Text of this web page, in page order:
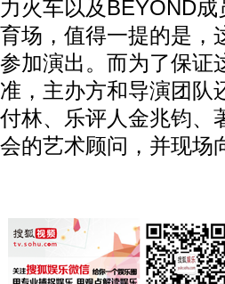
力火车以及BEYOND
育场，值得一提的是，
参加演出。而为了保证
准，主办方和导演团
付林、乐评人金兆钧、
会的艺术顾问，并现场